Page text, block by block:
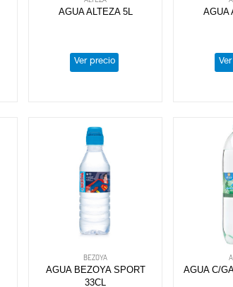
AGUA ALTEZA 5L
Ver precio
AGUA
BEZOYA
AGUA BEZOYA SPORT
33CL
AGUA C/